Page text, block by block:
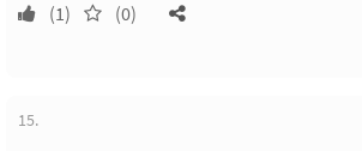
(1) (0)
15.